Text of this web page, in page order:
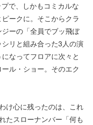
で、しかもコミカルな
ークに。そこからクラ
ーの「全員でブッ飛ぼ
リと組み合った3人の演
なってフロアに次々と
ル・ショー。そのエク
け心に残ったのは、これ
たスローナンバー「何も